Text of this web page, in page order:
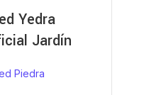
Yedra
Jardín
Piedra